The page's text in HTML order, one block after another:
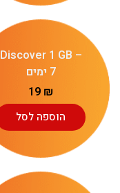
Discover 1 GB –
7 ימים
19 ₪
הוספה לסל